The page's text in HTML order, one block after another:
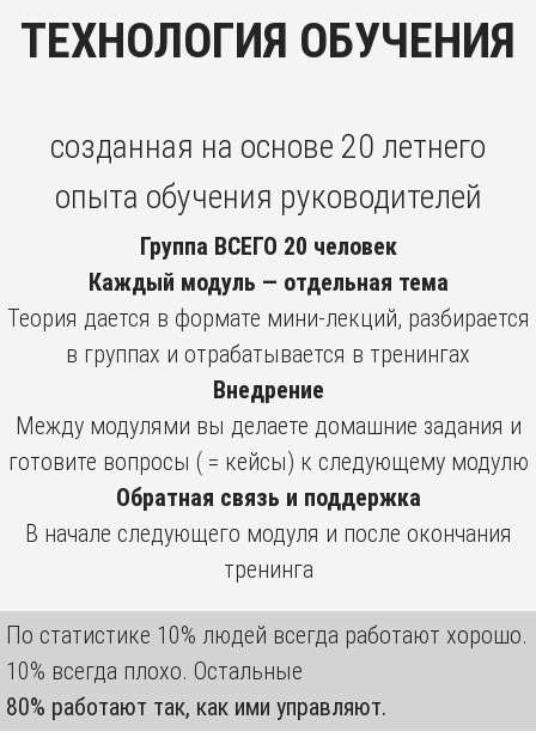
ТЕХНОЛОГИЯ ОБУЧЕНИЯ
созданная на основе 20 летнего
опыта обучения руководителей
Группа ВСЕГО 20 человек
Каждый модуль — отдельная тема
Теория дается в формате мини-лекций, разбирается
в группах и отрабатывается в тренингах
Внедрение
Между модулями вы делаете домашние задания и
готовите вопросы ( = кейсы) к следующему модулю
Обратная связь и поддержка
В начале следующего модуля и после окончания
тренинга
По статистике 10% людей всегда работают хорошо.
10% всегда плохо. Остальные
80% работают так, как ими управляют.